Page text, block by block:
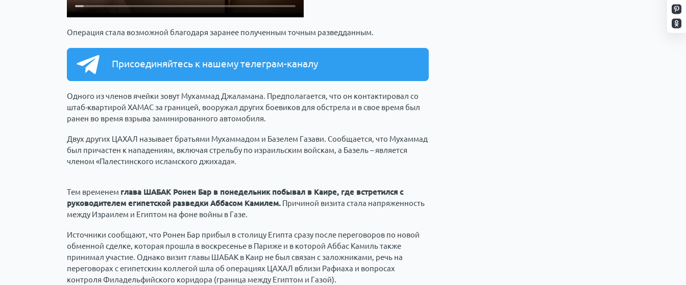
Операция стала возможной благодаря заранее полученным точным разведданным.
Присоединяйтесь к нашему телеграм-каналу
Одного из членов ячейки зовут Мухаммад Джаламана. Предполагается, что он контактировал со
штаб-квартирой ХАМАС за границей, вооружал других боевиков для обстрела и в свое время был
ранен во время взрыва заминированного автомобиля.
Двух других ЦАХАЛ называет братьями Мухаммадом и Базелем Газави. Сообщается, что Мухаммад
был причастен к нападениям, включая стрельбу по израильским войскам, а Базель – является
членом «Палестинского исламского джихада».
Тем временем глава ШАБАК Ронен Бар в понедельник побывал в Каире, где встретился с
руководителем египетской разведки Аббасом Камилем.Причиной визита стала напряженность
между Израилем и Египтом на фоне войны в Газе.
Источники сообщают, что Ронен Бар прибыл в столицу Египта сразу после переговоров по новой
обменной сделке, которая прошла в воскресенье в Париже и в которой Аббас Камиль также
принимал участие. Однако визит главы ШАБАК в Каир не был связан с заложниками, речь на
переговорах с египетским коллегой шла об операциях ЦАХАЛ вблизи Рафиаха и вопросах
контроля Филадельфийского коридора (граница между Египтом и Газой).